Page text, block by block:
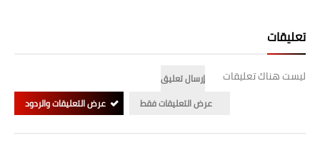
فن ومشاهير
تعليقات
ليست هناك تعليقات
إرسال تعليق
عرض التعليقات فقط
عرض التعليقات والردود